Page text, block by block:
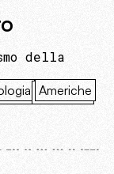
della
Americhe